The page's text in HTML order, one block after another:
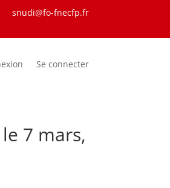
snudi@fo-fnecfp.fr
Se connecter
7 mars,